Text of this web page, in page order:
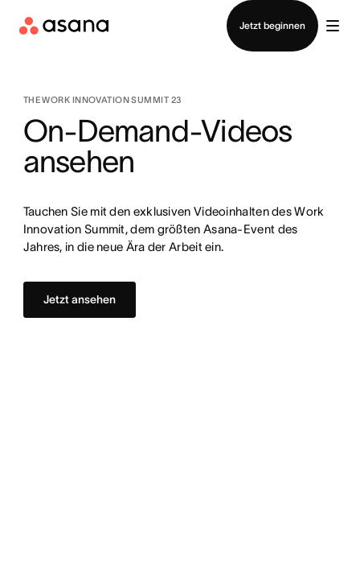
Jetzt beginnen
Vertrieb kontaktieren
THE WORK INNOVATION SUMMIT 23
On-Demand-Videos
ansehen
Tauchen Sie mit den exklusiven Videoinhalten des Work
Innovation Summit, dem größten Asana-Event des
Jahres, in die neue Ära der Arbeit ein.
Jetzt ansehen